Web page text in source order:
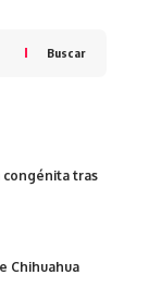
Buscar
congénita tras
Chihuahua